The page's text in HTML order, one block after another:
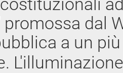
promossa dal
a un